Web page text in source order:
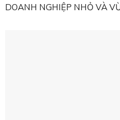
DOANH NGHIỆP NHỎ VÀ